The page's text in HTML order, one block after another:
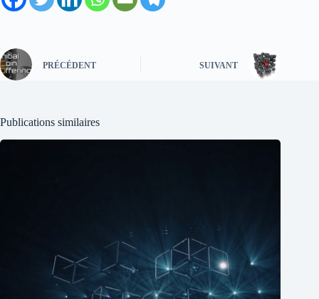
PRÉCÉDENT SUIVANT
Publications similaires